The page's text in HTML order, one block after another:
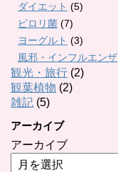
ダイエット (5)
ピロリ菌 (7)
ヨーグルト (3)
風邪・インフルエンザ
観光・旅行 (2)
観葉植物 (2)
雑記 (5)
アーカイブ
アーカイブ